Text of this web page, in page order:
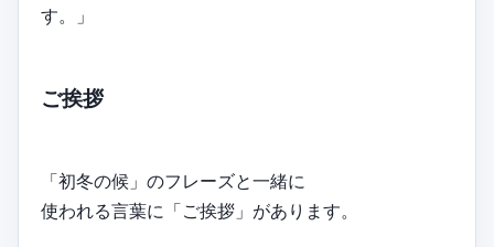
す。」
ご挨拶
「初冬の候」のフレーズと一緒に
使われる言葉に「ご挨拶」があります。